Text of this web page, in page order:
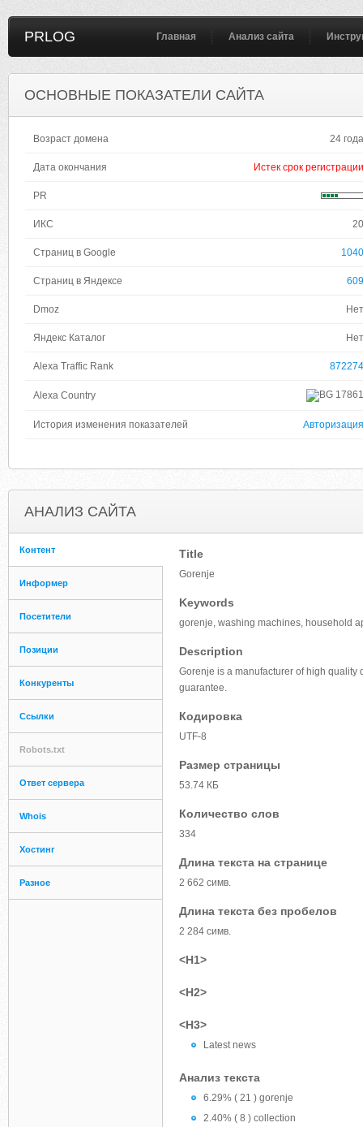
PRLOG Главная Анализ сайта
ОСНОВНЫЕ ПОКАЗАТЕЛИ САЙТА
Возраст домена 24 года
Дата окончания Истек срок регистрации
PR
ИКС 20
Страниц в Google 1040
Страниц в Яндексе 609
Dmoz Нет
Яндекс Каталог Нет
Alexa Traffic Rank 872274
Alexa Country 17861
История изменения показателей Авторизация
АНАЛИЗ САЙТА
Контент
Информер
Посетители
Позиции
Конкуренты
Ссылки
Robots.txt
Ответ сервера
Whois
Хостинг
Разное
Title
Gorenje
Keywords
gorenje, washing machines, household
Description
Gorenje is a manufacturer of high
guarantee.
Кодировка
UTF-8
Размер страницы
53.74 КБ
Количество слов
334
Длина текста на странице
2 662 симв.
Длина текста без пробелов
2 284 симв.
<H1>
<H2>
<H3>
Latest news
Анализ текста
6.29% ( 21 ) gorenje
2.40% ( 8 ) collection